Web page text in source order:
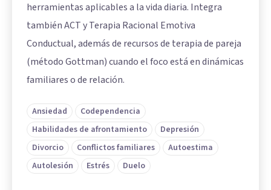
herramientas aplicables a la vida diaria. Integra
también ACT y Terapia Racional Emotiva
Conductual, además de recursos de terapia de pareja
(método Gottman) cuando el foco está en dinámicas
familiares o de relación.
Ansiedad
Codependencia
Habilidades de afrontamiento
Depresión
Divorcio
Conflictos familiares
Autoestima
Autolesión
Estrés Duelo